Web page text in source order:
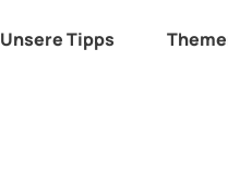
Unsere Tipps